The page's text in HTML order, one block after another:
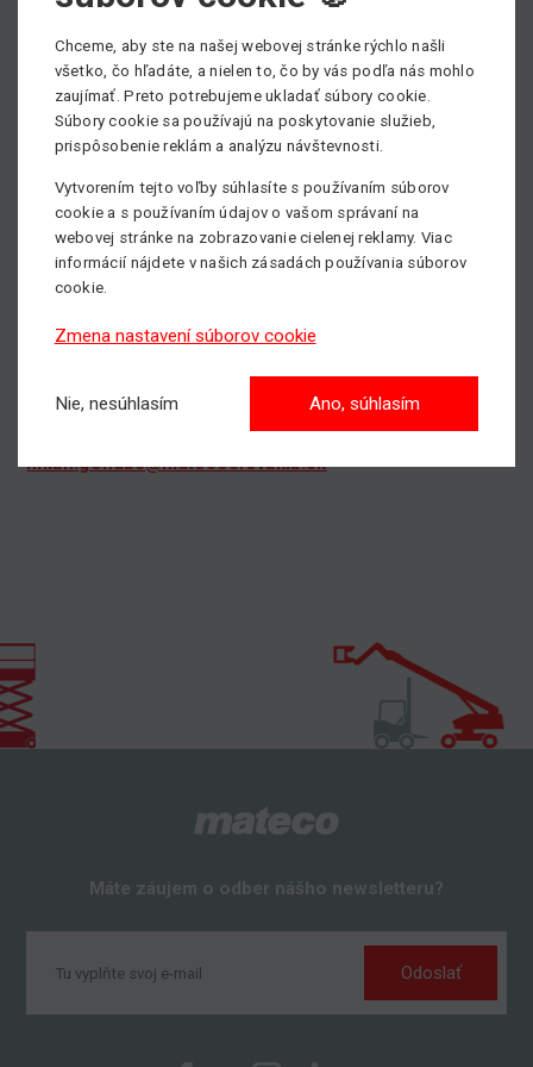
- Ročné prehliadky strojov
-Revízne skúšky elektro
-Revízne skúšky zdvíhacieho zariadenia
-Školenie obsluhy pracovných plošín
-Predaj náhradných dielov pre pracovné plošiny
Všetky informácie ohľadom našich servisných služieb
nájdeteTU.
Potrebujete servisovať pracovnú plošinu, prípadne viac
Naša servisná služba je k dispozícii 24 hodín, 7 dní v
Neváhajte kontaktovať nášho vedúceho servisu - Milana
+421 918 925 228, email -
milan.gondas@matecoslovakia.sk
Máte záujem o odber nášho newsletteru?
Odoslať
Chceme, aby ste na našej webovej stránke rýchlo našli
všetko, čo hľadáte, a nielen to, čo by vás podľa nás mohlo
zaujímať. Preto potrebujeme ukladať súbory cookie.
Súbory cookie sa používajú na poskytovanie služieb,
prispôsobenie reklám a analýzu návštevnosti.
Vytvorením tejto voľby súhlasíte s používaním súborov
cookie a s používaním údajov o vašom správaní na
webovej stránke na zobrazovanie cielenej reklamy. Viac
informácií nájdete v našich zásadách používania súborov
cookie.
Zmena nastavení súborov cookie
Nie, nesúhlasím Ano, súhlasím